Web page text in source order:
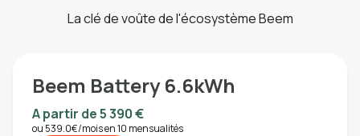
La clé de voûte de l'écosystème Beem
Beem Battery 6.6kWh
A partir de 5 390 €
ou 539.0€/mois en 10 mensualités